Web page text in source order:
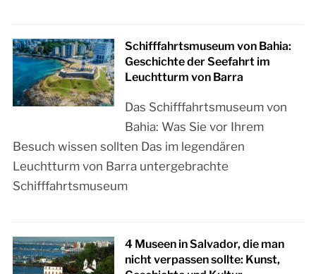
Schifffahrtsmuseum von Bahia:
Geschichte der Seefahrt im
Leuchtturm von Barra
Das Schifffahrtsmuseum von
Bahia: Was Sie vor Ihrem
Besuch wissen sollten Das im legendären
Leuchtturm von Barra untergebrachte
Schifffahrtsmuseum
4 Museen in Salvador, die man
nicht verpassen sollte: Kunst,